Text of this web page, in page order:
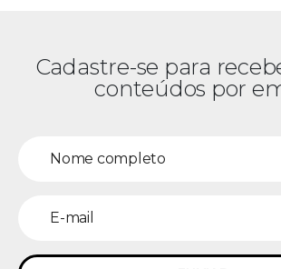
Cadastre-se para
conteúdos por